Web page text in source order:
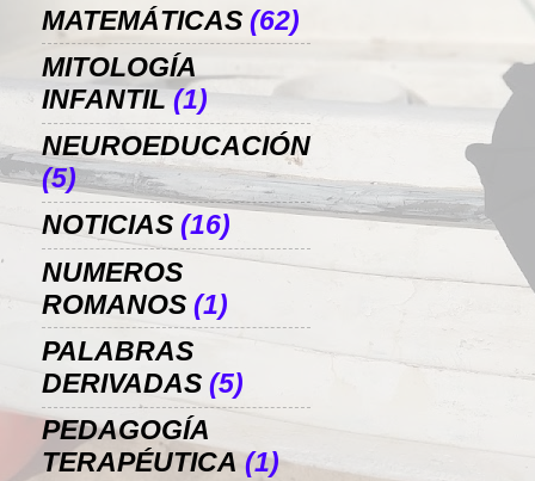
MATEMÁTICAS (62)
MITOLOGÍA
INFANTIL (1)
NEUROEDUCACIÓN
(5)
NOTICIAS (16)
NUMEROS
ROMANOS (1)
PALABRAS
DERIVADAS (5)
PEDAGOGÍA
TERAPÉUTICA (1)